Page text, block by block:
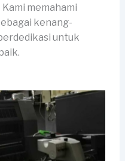
memahami
kenang-
untuk